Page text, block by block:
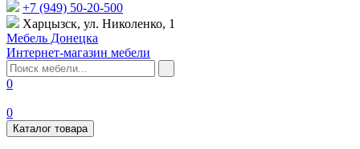
+7 (949) 50-20-500
Харцызск, ул. Николенко, 1
Мебель Донецка
Интернет-магазин мебели
0
0
Каталог товара